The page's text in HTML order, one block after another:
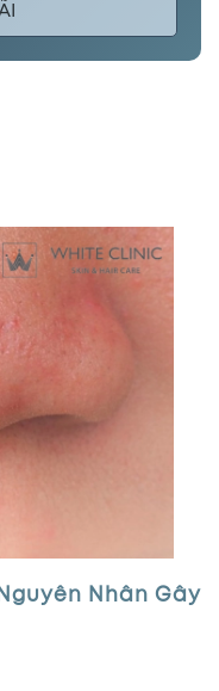
Nhân Gây